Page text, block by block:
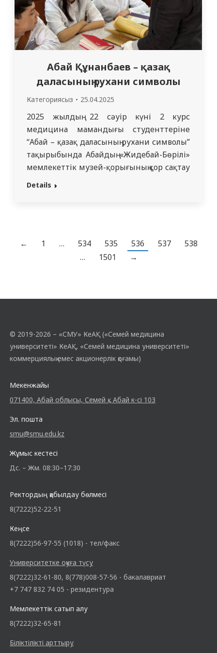
Шынгаев Е.Е. хирургиялық…
Абай Құнанбаев – қазақ
даласының рухани символы
Категориясыз 25.04.2025
2025 жылдың 22 сәуір күні 2 курс
медицина мамандығы студенттеріне
“Абай – қазақ даласының рухани символы”
тақырыбында Абайдың «Жидебай-Бөрілі»
мемлекеттік музей-қорығының қор сақтау
бөлімінің маманы Меруерт
отбасы мүшелеріне қатысты суреттер
көрсетілді. Музей қызметкері
Details
← 1 … 534 535 536 537
538
…
1501 →
© 2019-2026 – «СМУ» КеАҚ («Семей медицина
университеті» КеАҚ, «Семей медицина университеті»
коммерциялық емес акционерлік қоғамы)
Мекенжайы
071400, Абай облысы, Семей қ., Абай к-сі 103
Эл. пошта
smu@smu.edu.kz
Жұмыс кестесі
Дс. – Жм. 08:30–17:30
Ректордың қабылдау бөлмесі
8(7222)52-22-51
Кеңсе
8(7222)56-97-55 (1018) - тел/факс
Университетке оқуға түсу
8(7222)32-61-80, 8(778)008-57-56 - бакалавриат
+7 747 832 74 05 - резидентура
Мемлекеттік сатып алу
8(7222)32-65-81
Біліктілікті арттыру